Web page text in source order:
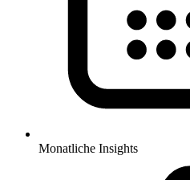
Monatliche Insights